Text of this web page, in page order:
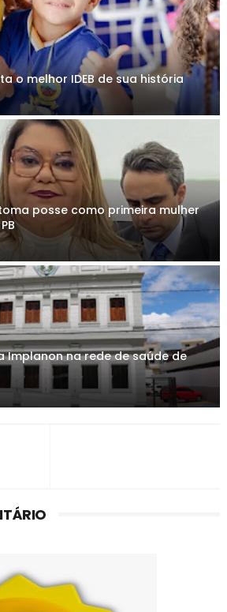
o melhor IDEB de sua história
posse como primeira mulher
Implanon na rede de saúde de